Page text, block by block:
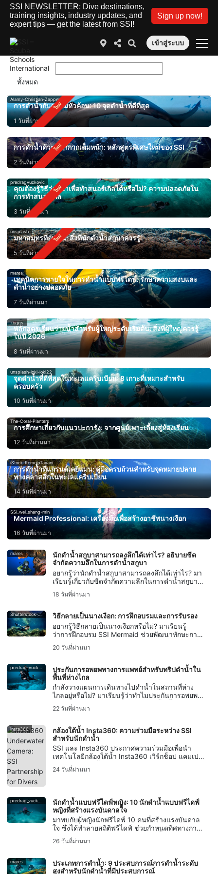
SSI NEWSLETTER: Dive destinations,
training insights, industry updates, and
expert tips — get the latest from SSI!
Sign up now!
เข้าสู่ระบบ
Alamy-Christian-Zappel
การดำน้ำกับฉลามหัวค้อน: 10 จุดดำน้ำที่ดีที่สุด
1 วันที่ผ่านมา
การดำน้ำด้วยหน้ากากเต็มหน้า: หลักสูตรพิเศษใหม่ของ SSI
2 วันที่ผ่านมา
predragvuckovic
คุณต้องรู้วิธีว่ายน้ำเพื่อทำสนอร์เกิลได้หรือไม่? ความปลอดภัยใน
การทำสนอร์เกิล
3 วันที่ผ่านมา
unsplash
มหาสมุทรที่อุ่นขึ้น: สิ่งที่นักดำน้ำสกูบาควรรู้
5 วันที่ผ่านมา
mares
เทคนิคการหายใจในการดำน้ำแบบฟรีไดฟ์: รักษาความสงบและ
ดำน้ำอย่างปลอดภัย
7 วันที่ผ่านมา
zoggs
หลักสูตรเรียนว่ายน้ำสำหรับผู้ใหญ่ระดับเริ่มต้น: สิ่งที่ผู้ใหญ่ควรรู้
ในปี 2026
8 วันที่ผ่านมา
unsplash-loki-loki22
จุดดำน้ำที่ดีที่สุดในทะเลแคริบเบียน: 8 เกาะที่เหมาะสำหรับ
ครอบครัว
10 วันที่ผ่านมา
The-Coral-Planters
การศึกษาเกี่ยวกับแนวปะการัง: จากศูนย์เพาะเลี้ยงสู่ห้องเรียน
12 วันที่ผ่านมา
iStock-RomoloTavani
การดำน้ำที่แกรนด์เคย์แมน: คู่มือครบถ้วนสำหรับจุดหมายปลาย
ทางคลาสสิกในทะเลแคริบเบียน
14 วันที่ผ่านมา
SSI_wei_shang-min
Mermaid Professional: เครื่องมือเพื่อสร้างอาชีพนางเงือก
16 วันที่ผ่านมา
mares
นักดำน้ำสกูบาสามารถลงลึกได้เท่าไร? อธิบายขีด
จำกัดความลึกในการดำน้ำสกูบา
อยากรู้ว่านักดำน้ำสกูบาสามารถลงลึกได้เท่าไร? มา
เรียนรู้เกี่ยวกับขีดจำกัดความลึกในการดำน้ำสกูบา
ความลึกในการดำน้ำสกูบาเพื่อความบันเทิง ขีด
จำกัดความลึกสำหรับผู้เริ่มต้น และเมื่อใดที่การดำน้ำ
18 วันที่ผ่านมา
Shutterstock-Andrea_Izzotti
วิธีกลายเป็นนางเงือก: การฝึกอบรมและการรับรอง
อยากรู้วิธีกลายเป็นนางเงือกหรือไม่? มาเรียนรู้
ว่าการฝึกอบรม SSI Mermaid ช่วยพัฒนาทักษะการ
ใช้หาง การควบคุมการหายใจ ความปลอดภัย และ
การรับรองคุณวุฒินางเงือกได้อย่างไร
20 วันที่ผ่านมา
predrag-vuckovic
ประกันการอพยพทางการแพทย์สำหรับทริปดำน้ำใน
พื้นที่ห่างไกล
กำลังวางแผนการเดินทางไปดำน้ำในสถานที่ห่าง
ไกลอยู่หรือไม่? มาเรียนรู้ว่าทำไมประกันการอพยพ
ทางการแพทย์จึงสำคัญสำหรับนักดำน้ำ ตั้งแต่โรค
จากการลดความดันจนถึงการสนับสนุนการอพยพ
22 วันที่ผ่านมา
insta360
กล้องใต้น้ำ Insta360: ความร่วมมือระหว่าง SSI
สำหรับนักดำน้ำ
SSI และ Insta360 ประกาศความร่วมมือเพื่อนำ
เทคโนโลยีกล้องใต้น้ำ Insta360 เวิร์กช็อป แคมเปญ
สำหรับผู้สร้างเนื้อหา และการฝึกอบรมด้านการถ่าย
ภาพและวิดีโอมาให้บริการแก่นักดำน้ำ
24 วันที่ผ่านมา
predrag_vuckovic
นักดำน้ำแบบฟรีไดฟ์หญิง: 10 นักดำน้ำแบบฟรีไดฟ์
หญิงที่สร้างแรงบันดาลใจ
มาพบกับผู้หญิงนักฟรีไดฟ์ 10 คนที่สร้างแรงบันดาล
ใจ ซึ่งได้ทำลายสถิติฟรีไดฟ์ ช่วยกำหนดทิศทางการ
อนุรักษ์มหาสมุทร สร้างงานศิลปะใต้น้ำ และรักษา
ประเพณีการดำน้ำแบบกลั้นหายใจให้คงอยู่
26 วันที่ผ่านมา
mares
ประเภทการดำน้ำ: 9 ประสบการณ์การดำน้ำระดับ
สูงสำหรับนักดำน้ำที่มีประสบการณ์